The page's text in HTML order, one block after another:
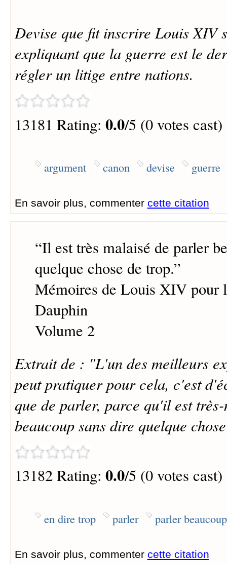
Devise que fit inscrire Louis XIV
expliquant que la guerre est le
régler un litige entre nations.
13181 Rating: 0.0/5 (0 votes cast)
argument canon devise guerre
En savoir plus, commenter cette citation
“Il est très malaisé de parler
quelque chose de trop.”
Mémoires de Louis XIV pour
Dauphin
Volume 2
Extrait de : "L'un des meilleurs
peut pratiquer pour cela, c'est
que de parler, parce qu'il est
beaucoup sans dire quelque
13182 Rating: 0.0/5 (0 votes cast)
en dire trop parler parler beaucoup
En savoir plus, commenter cette citation